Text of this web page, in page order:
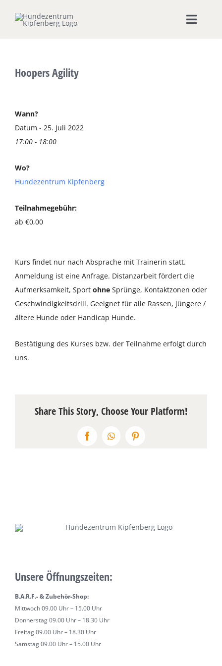
Inhalt
Toggle
Seminare & Workshops
Unsere Shops
Ernährungsberatung
Terminkalender
Kontakt & Anfahrt
Hoopers Agility
Wann?
Datum - 25. Juli 2022
17:00 - 18:00
Wo?
Hundezentrum Kipfenberg
Teilnahmegebühr:
ab €0,00
Kurs findet nur nach Absprache mit Trainerin statt.
Anmeldung ist eine Anfrage. Distanzarbeit fördert die
Aufmerksamkeit, Sport ohne Sprünge, Kontaktzonen oder
Geschwindigkeitsdrill. Geeignet für alle Rassen, jüngere /
ältere Hunde oder Handicap Hunde.
Bestätigung des Kurses bzw. der Teilnahme erfolgt durch
uns.
Share This Story, Choose Your Platform!
FacebookWhatsAppPinterest
Unsere Öffnungszeiten:
B.A.R.F.- & Zubehör-Shop:
Mittwoch 09.00 Uhr – 15.00 Uhr
Donnerstag 09.00 Uhr – 18.30 Uhr
Freitag 09.00 Uhr – 18.30 Uhr
Samstag 09.00 Uhr – 15.00 Uhr